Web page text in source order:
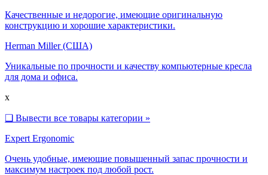
Качественные и недорогие, имеющие оригинальную
конструкцию и хорошие характеристики.
Herman Miller (США)
Уникальные по прочности и качеству компьютерные кресла
для дома и офиса.
x
❑ Вывести все товары категории »
Expert Ergonomic
Очень удобные, имеющие повышенный запас прочности и
максимум настроек под любой рост.